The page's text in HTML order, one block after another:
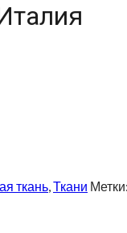
ткань,Ткани Метки: